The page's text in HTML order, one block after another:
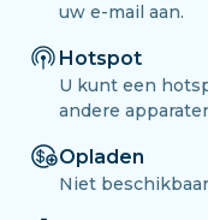
uw e-mail aan.
Hotspot
U kunt een
andere
Opladen
Niet beschikbaar